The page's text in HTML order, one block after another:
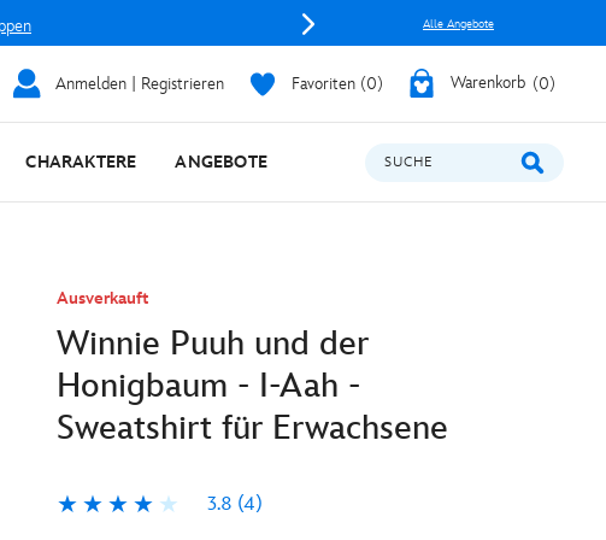
Alle Angebote
Anmelden | Registrieren Favoriten 0 Warenkorb 0
CHARAKTERE ANGEBOTE SUCHE
Ausverkauft
Winnie Puuh und der
Honigbaum - I-Aah -
Sweatshirt für Erwachsene
3.8 (4)
3.8